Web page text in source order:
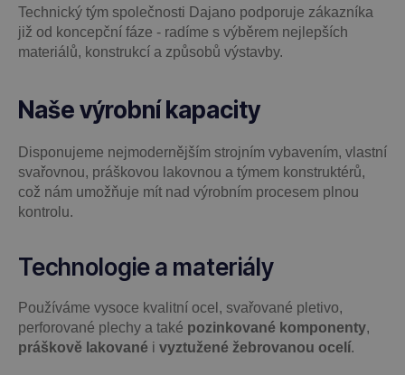
Technický tým společnosti Dajano podporuje zákazníka
již od koncepční fáze - radíme s výběrem nejlepších
materiálů, konstrukcí a způsobů výstavby.
Naše výrobní kapacity
Disponujeme nejmodernějším strojním vybavením, vlastní
svařovnou, práškovou lakovnou a týmem konstruktérů,
což nám umožňuje mít nad výrobním procesem plnou
kontrolu.
Technologie a materiály
Používáme vysoce kvalitní ocel, svařované pletivo,
perforované plechy a také pozinkované komponenty,
práškově lakované i vyztužené žebrovanou ocelí.